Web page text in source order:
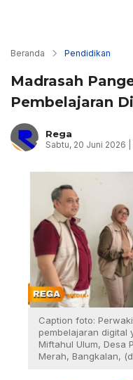
Beranda Pendidikan
Madrasah
Pembelajaran
Rega
Sabtu, 20 Juni 2026 |
Caption foto:
pembelajaran digital
Miftahul Ulum, Desa
Merah, Bangkalan,